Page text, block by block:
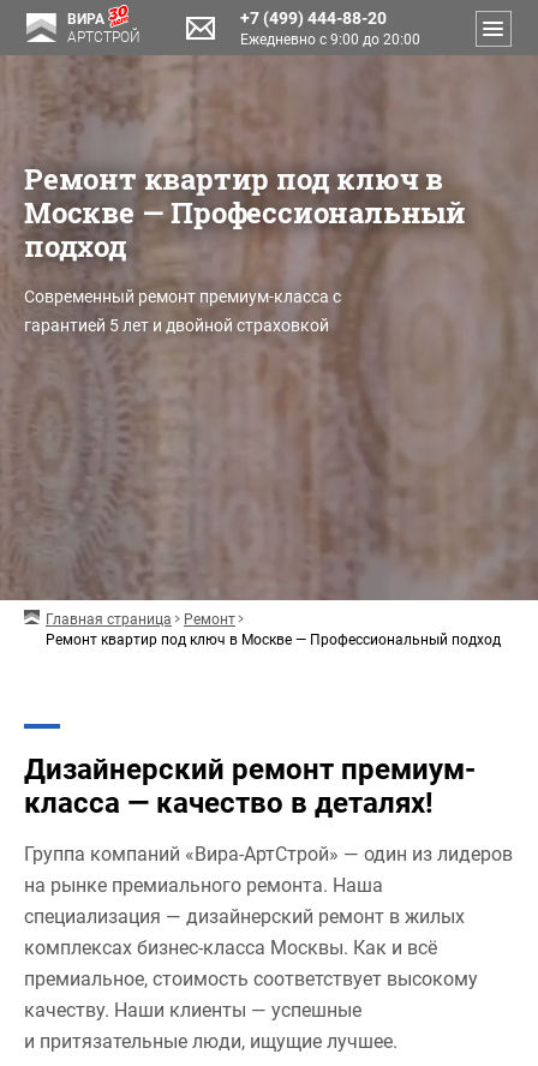
ВИРА
АРТСТРОЙ
+7 (499) 444-88-20
Ежедневно с 9:00 до 20:00
Ремонт квартир под ключ в
Москве — Профессиональный
подход
Современный ремонт премиум-класса с
гарантией 5 лет и двойной страховкой
Главная страница
Ремонт
Ремонт квартир под ключ в Москве — Профессиональный подход
Дизайнерский ремонт премиум-
класса — качество в деталях!
Группа компаний «Вира-АртСтрой» — один из лидеров
на рынке премиального ремонта. Наша
специализация — дизайнерский ремонт в жилых
комплексах бизнес-класса Москвы. Как и всё
премиальное, стоимость соответствует высокому
качеству. Наши клиенты — успешные
и притязательные люди, ищущие лучшее.